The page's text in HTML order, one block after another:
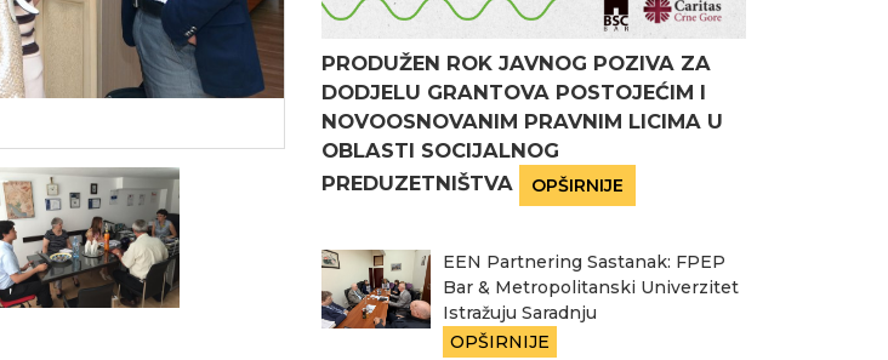
PRODUŽEN ROK JAVNOG POZIVA ZA
DODJELU GRANTOVA POSTOJEĆIM I
NOVOOSNOVANIM PRAVNIM LICIMA U
OBLASTI SOCIJALNOG
PREDUZETNIŠTVA
OPŠIRNIJE
EEN Partnering Sastanak: FPEP
Bar & Metropolitanski Univerzitet
Istražuju Saradnju
OPŠIRNIJE